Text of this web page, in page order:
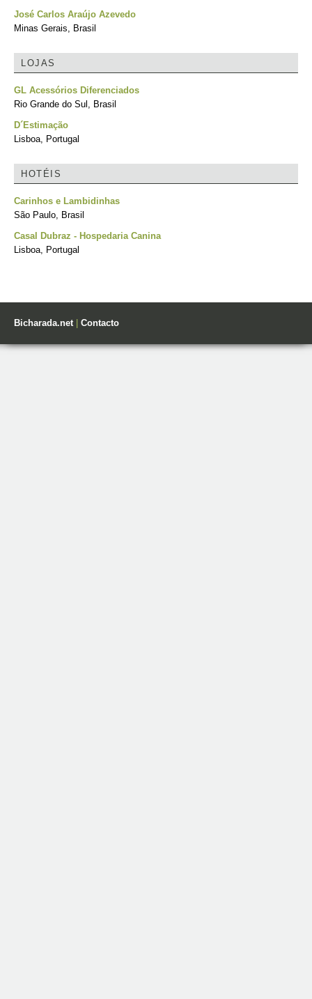
José Carlos Araújo Azevedo
Minas Gerais, Brasil
LOJAS
GL Acessórios Diferenciados
Rio Grande do Sul, Brasil
D´Estimação
Lisboa, Portugal
HOTÉIS
Carinhos e Lambidinhas
São Paulo, Brasil
Casal Dubraz - Hospedaria Canina
Lisboa, Portugal
Bicharada.net| Contacto